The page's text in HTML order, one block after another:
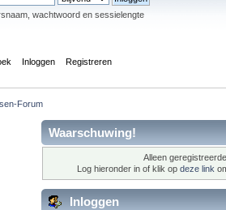
wachtwoord en sessielengte
Inloggen Registreren
Forum
Waarschuwing!
Alleen
Log hieronder in of klik op deze link
Inloggen